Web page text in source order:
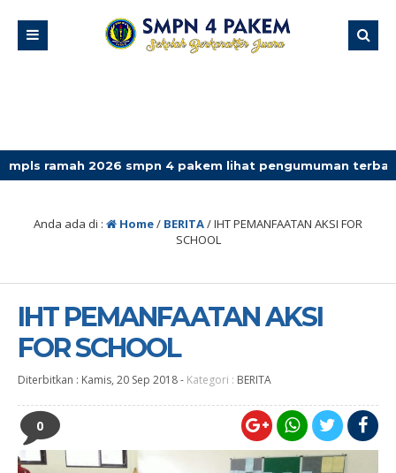
smpn 4 pakem lihat pengumuman terbaru
Anda ada di : Home/ BERITA/IHT PEMANFAATAN AKSI FOR
SCHOOL
IHT PEMANFAATAN AKSI
FOR SCHOOL
Diterbitkan : Kamis, 20 Sep 2018- Kategori : BERITA
0